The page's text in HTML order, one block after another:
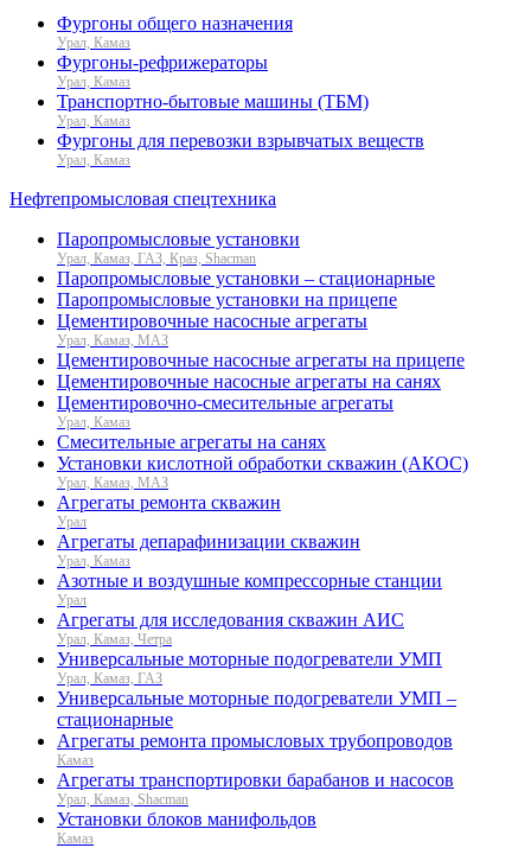
Фургоны общего назначения
Урал, Камаз
Фургоны-рефрижераторы
Урал, Камаз
Транспортно-бытовые машины (ТБМ)
Урал, Камаз
Фургоны для перевозки взрывчатых веществ
Урал, Камаз
Нефтепромысловая спецтехника
Паропромысловые установки
Урал, Камаз, ГАЗ, Краз, Shacman
Паропромысловые установки – стационарные
Паропромысловые установки на прицепе
Цементировочные насосные агрегаты
Урал, Камаз, МАЗ
Цементировочные насосные агрегаты на прицепе
Цементировочные насосные агрегаты на санях
Цементировочно-смесительные агрегаты
Урал, Камаз
Смесительные агрегаты на санях
Установки кислотной обработки скважин (АКОС)
Урал, Камаз, МАЗ
Агрегаты ремонта скважин
Урал
Агрегаты депарафинизации скважин
Урал, Камаз
Азотные и воздушные компрессорные станции
Урал
Агрегаты для исследования скважин АИС
Урал, Камаз, Четра
Универсальные моторные подогреватели УМП
Урал, Камаз, ГАЗ
Универсальные моторные подогреватели УМП –
стационарные
Агрегаты ремонта промысловых трубопроводов
Камаз
Агрегаты транспортировки барабанов и насосов
Урал, Камаз, Shacman
Установки блоков манифольдов
Камаз